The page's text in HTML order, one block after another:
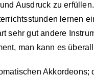
Ausdruck zu
lernen
sehr gut andere
man kann es